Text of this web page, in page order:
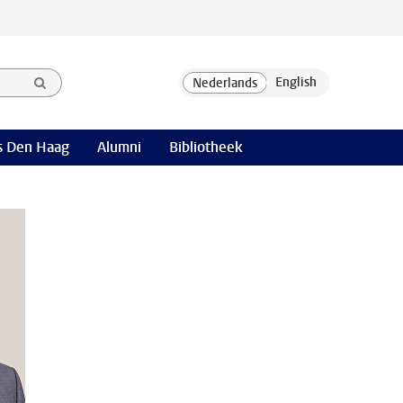
Den Haag Alumni Bibliotheek